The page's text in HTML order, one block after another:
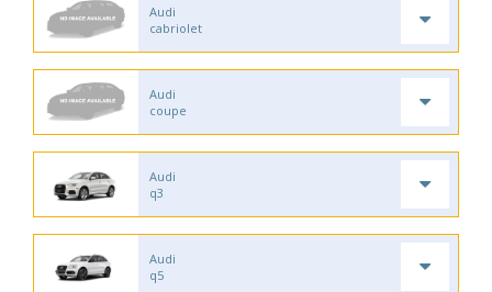
Audi
cabriolet
Audi
coupe
Audi
q3
Audi
q5